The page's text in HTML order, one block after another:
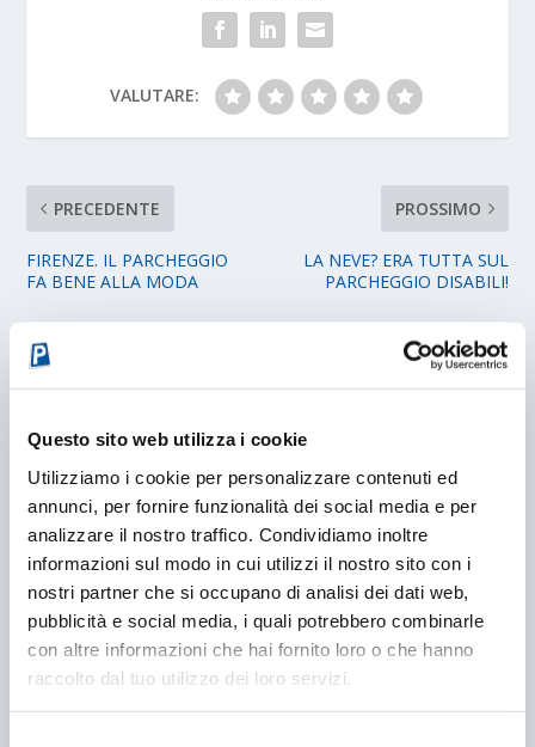
Questo sito web utilizza i cookie
Utilizziamo i cookie per personalizzare contenuti ed
annunci, per fornire funzionalità dei social media e per
analizzare il nostro traffico. Condividiamo inoltre
informazioni sul modo in cui utilizzi il nostro sito con i
nostri partner che si occupano di analisi dei dati web,
pubblicità e social media, i quali potrebbero combinarle
con altre informazioni che hai fornito loro o che hanno
raccolto dal tuo utilizzo dei loro servizi.
VALUTARE:
PRECEDENTE
FIRENZE. IL PARCHEGGIO
FA BENE ALLA MODA
PROSSIMO
LA NEVE? ERA TUTTA SUL
PARCHEGGIO DISABILI!
PARCHEGGIARE L’AUTO? UN GIOCO DA
INVERTEBRATI